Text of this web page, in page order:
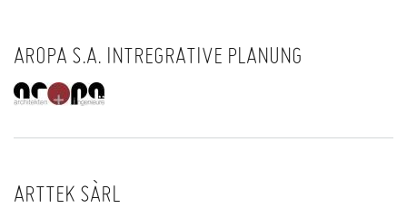
AROPA S.A. INTREGRATIVE PLANUNG
ARTTEK SÀRL